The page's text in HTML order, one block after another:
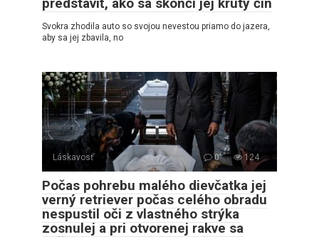
Svokra zhodila auto so svojou nevestou priamo do jazera,
aby sa jej zbavila, no
Láskavosť 0 124
Počas pohrebu malého dievčatka jej
verný retriever počas celého obradu
nespustil oči z vlastného strýka
zosnulej a pri otvorenej rakve sa